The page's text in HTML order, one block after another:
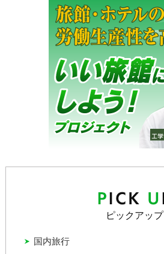
ピックアップ
国内旅行